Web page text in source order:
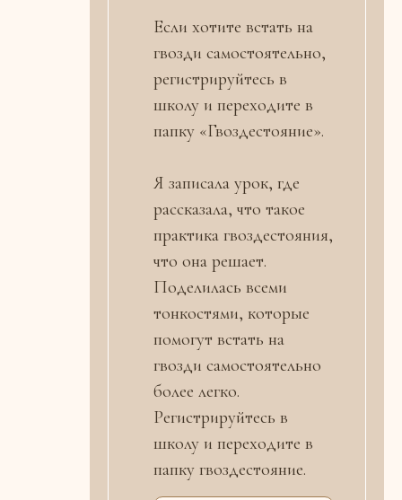
Если хотите встать на
гвозди самостоятельно,
регистрируйтесь в
школу и переходите в
папку «Гвоздестояние».
Я записала урок, где
рассказала, что такое
практика гвоздестояния,
что она решает.
Поделилась всеми
тонкостями, которые
помогут встать на
гвозди самостоятельно
более легко.
Регистрируйтесь в
школу и переходите в
папку гвоздестояние.